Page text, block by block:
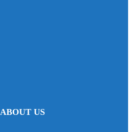
ABOUT US